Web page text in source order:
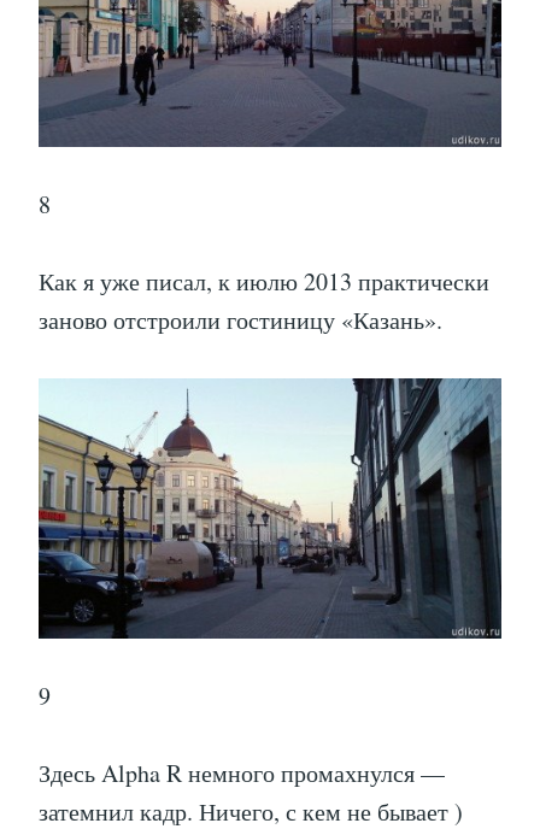
8
Как я уже писал, к июлю 2013 практически
заново отстроили гостиницу «Казань».
9
Здесь Alpha R немного промахнулся —
затемнил кадр. Ничего, с кем не бывает )